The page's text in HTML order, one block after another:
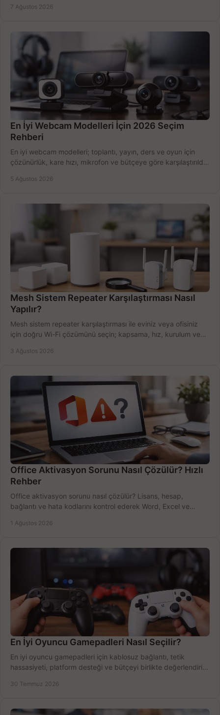
7 Ağustos 2026
En İyi Webcam Modelleri İçin 2026 Seçim
Rehberi
En iyi webcam modelleri; toplantı, yayın, ders ve oyun için
çözünürlük, kare hızı, mikrofon ve bütçeye göre karşılaştırıldı.
5 Ağustos 2026
Mesh Sistem Repeater Karşılaştırması Nasıl
Yapılır?
Mesh sistem repeater karşılaştırması ile eviniz veya ofisiniz
için doğru Wi-Fi çözümünü seçin; kapsama, hız, kurulum ve
3 Ağustos 2026
Office Aktivasyon Sorunu Nasıl Çözülür? Hızlı
Rehber
Office aktivasyon sorunu nasıl çözülür? Lisans, hesap,
bağlantı ve hata kodlarını kontrol ederek Word, Excel ve
1 Ağustos 2026
En İyi Oyuncu Gamepadleri Nasıl Seçilir?
En iyi oyuncu gamepadleri için kablosuz bağlantı, tetik
hassasiyeti, platform desteği ve bütçeyi birlikte değerlendirin;
30 Temmuz 2026